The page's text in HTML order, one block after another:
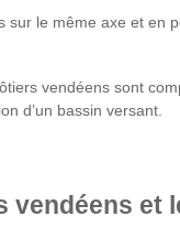
le même axe et en
vendéens sont
d’un bassin versant.
et